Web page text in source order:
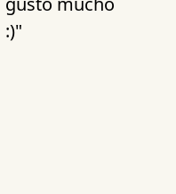
:)"